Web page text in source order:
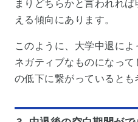
まりどちらかと言われれ
える傾向にあります。
このように、大学中退に
ネガティブなものになっ
の低下に繋がっているとも